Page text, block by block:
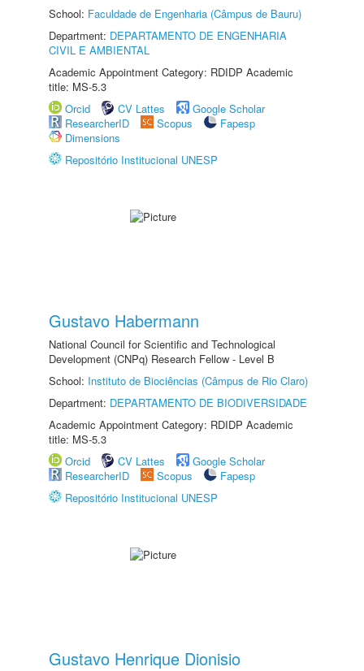
School: Faculdade de Engenharia (Câmpus de Bauru)
Department: DEPARTAMENTO DE ENGENHARIA
CIVIL E AMBIENTAL
Academic Appointment Category: RDIDP Academic
title: MS-5.3
Orcid
CV Lattes
Google Scholar
ResearcherID
Scopus
Fapesp
Dimensions
Repositório Institucional UNESP
Gustavo Habermann
National Council for Scientific and Technological
Development (CNPq) Research Fellow - Level B
School: Instituto de Biociências (Câmpus de Rio Claro)
Department: DEPARTAMENTO DE BIODIVERSIDADE
Academic Appointment Category: RDIDP Academic
title: MS-5.3
Orcid
CV Lattes
Google Scholar
ResearcherID
Scopus
Fapesp
Repositório Institucional UNESP
Gustavo Henrique Dionisio